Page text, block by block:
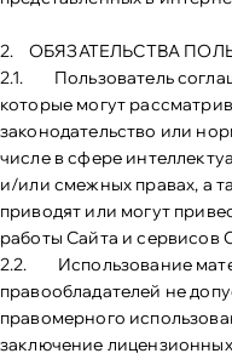
2. ОБЯЗАТЕЛЬСТВА
2.1. Пользователь
которые могут
законодательство или
числе в сфере
и/или смежных правах, а
приводят или могут
работы Сайта и сервисов
2.2. Использование
правообладателей не
правомерного
заключение